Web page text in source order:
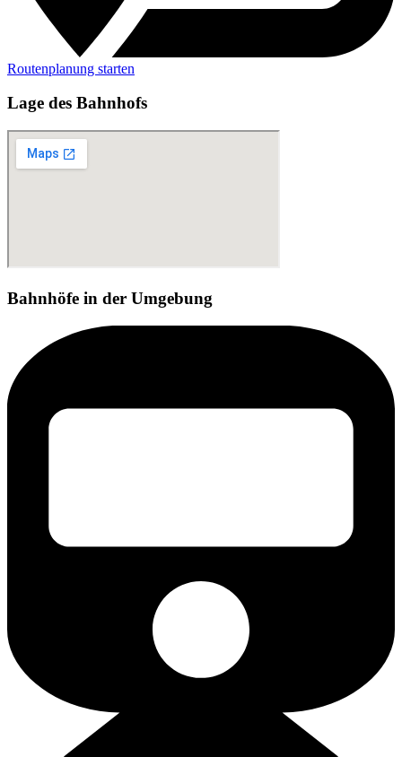
Routenplanung starten
Lage des Bahnhofs
Bahnhöfe in der Umgebung